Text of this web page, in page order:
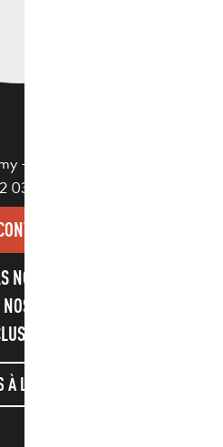
- 13400 AUBAGNE
03 49 98
NOTRE NEWSLETTER
INFORMATIONS
!
LA NEWSLETTER